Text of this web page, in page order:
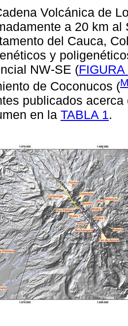
Volcánica de
a 20 km
del Cauca,
y
NW-SE (FIGURA
de Coconucos (
publicados
en la TABLA 1.